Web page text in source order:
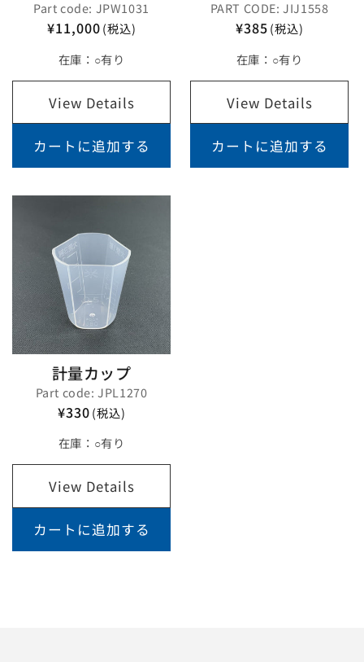
Part code: JPW1031
¥11,000(税込)
在庫： ○有り
View Details
カートに追加する
PART CODE: JIJ1558
¥385(税込)
在庫： ○有り
View Details
カートに追加する
計量カップ
Part code: JPL1270
¥330(税込)
在庫： ○有り
View Details
カートに追加する